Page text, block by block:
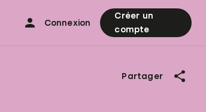
Connexion
Créer un
compte
Partager